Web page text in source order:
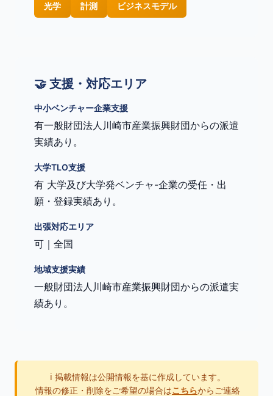
光学 計測 ビジネスモデル
🤝 支援・対応エリア
中小ベンチャー企業支援
有一般財団法人川崎市産業振興財団からの派遣
実績あり。
大学TLO支援
有 大学及び大学発ベンチャ-企業の受任・出
願・登録実績あり。
出張対応エリア
可｜全国
地域支援実績
一般財団法人川崎市産業振興財団からの派遣実
績あり。
ℹ️ 掲載情報は公開情報を基に作成しています。
情報の修正・削除をご希望の場合はこちらからご連絡